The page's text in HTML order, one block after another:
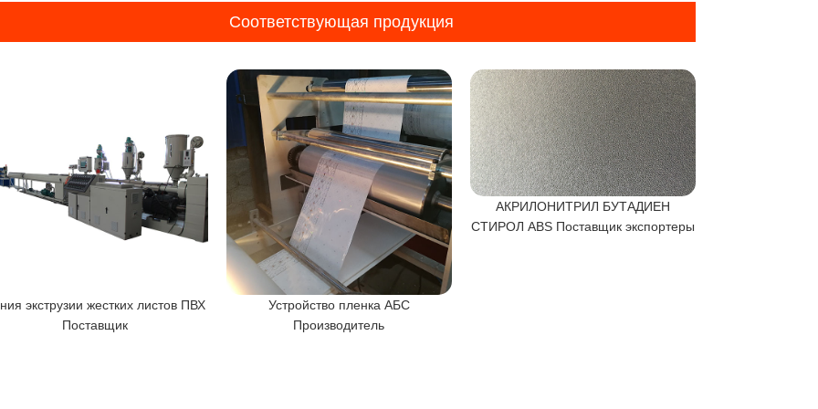
Соответствующая продукция
экструзии жестких листов ПВХ
Поставщик
Устройство пленка АБС
Производитель
АКРИЛОНИТРИЛ БУТАДИЕН
СТИРОЛ ABS Поставщик экспортеры